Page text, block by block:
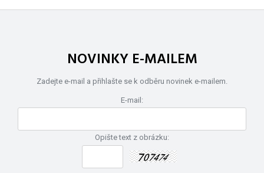
NOVINKY E-MAILEM
Zadejte e-mail a přihlašte se k odběru novinek e-mailem.
E-mail:
Opište text z obrázku: